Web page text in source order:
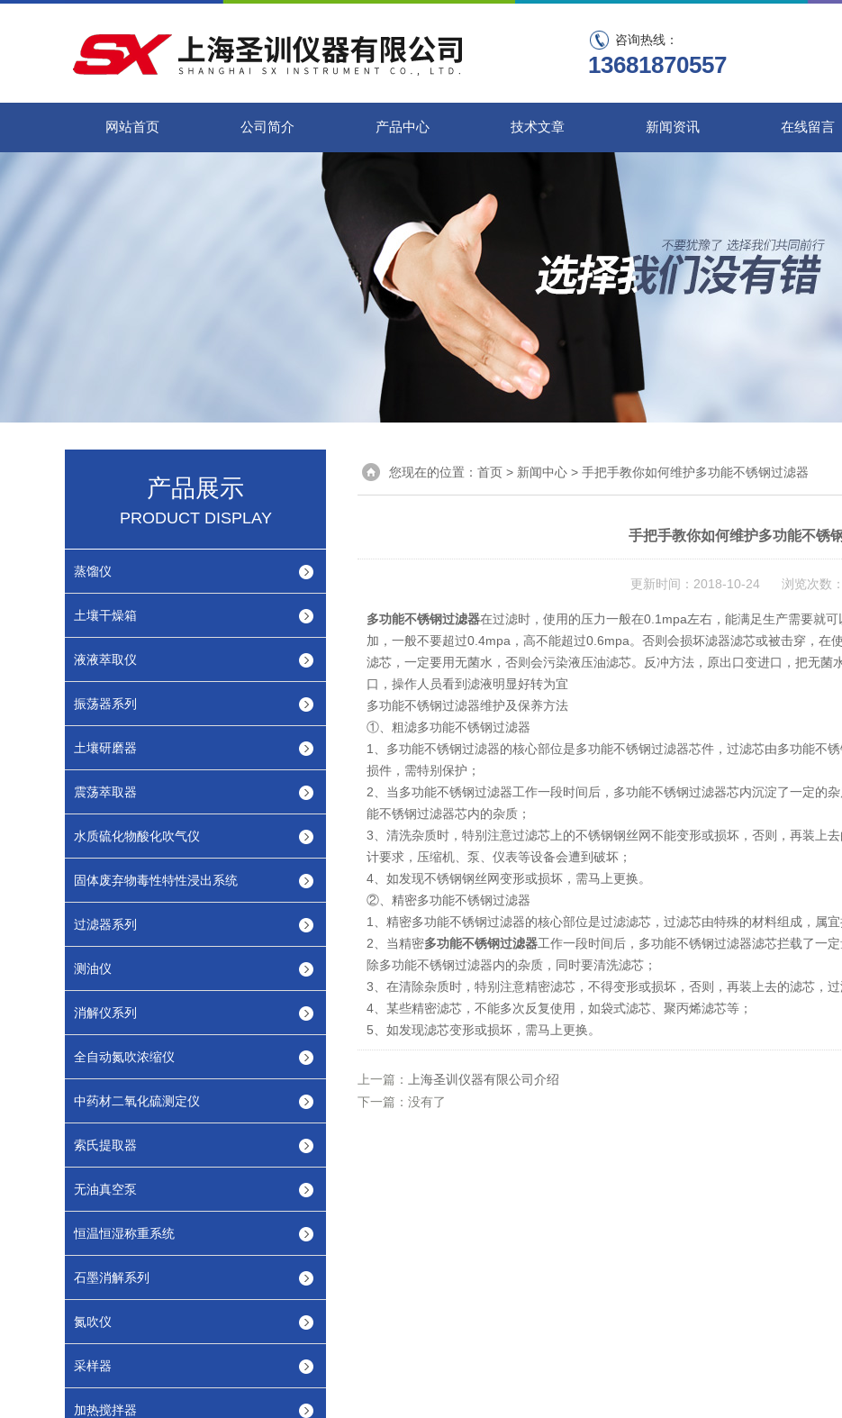
咨询热线：
13681870557
网站首页 公司简介 产品中心 技术文章 新闻资讯 在线留言
产品展示
PRODUCT DISPLAY
蒸馏仪
土壤干燥箱
液液萃取仪
振荡器系列
土壤研磨器
震荡萃取器
水质硫化物酸化吹气仪
固体废弃物毒性特性浸出系统
过滤器系列
测油仪
消解仪系列
全自动氮吹浓缩仪
中药材二氧化硫测定仪
索氏提取器
无油真空泵
恒温恒湿称重系统
石墨消解系列
氮吹仪
采样器
加热搅拌器
您现在的位置： 首页 > 新闻中心 > 手把手教你如何维护多功能不锈钢过滤器
手把手教你如何维护多功能不锈
更新时间：2018-10-24 浏览次数
多功能不锈钢过滤器在过滤时，使用的压力一般在0.1mpa左右，能满足生产需要就
加，一般不要超过0.4mpa，高不能超过0.6mpa。否则会损坏滤器滤芯或被击穿，在
滤芯，一定要用无菌水，否则会污染液压油滤芯。反冲方法，原出口变进口，把无
口，操作人员看到滤液明显好转为宜
多功能不锈钢过滤器维护及保养方法
①、粗滤多功能不锈钢过滤器
1、多功能不锈钢过滤器的核心部位是多功能不锈钢过滤器芯件，过滤芯由多功能不
损件，需特别保护；
2、当多功能不锈钢过滤器工作一段时间后，多功能不锈钢过滤器芯内沉淀了一定的
能不锈钢过滤器芯内的杂质；
3、清洗杂质时，特别注意过滤芯上的不锈钢钢丝网不能变形或损坏，否则，再装上
计要求，压缩机、泵、仪表等设备会遭到破坏；
4、如发现不锈钢钢丝网变形或损坏，需马上更换。
②、精密多功能不锈钢过滤器
1、精密多功能不锈钢过滤器的核心部位是过滤滤芯，过滤芯由特殊的材料组成，
2、当精密多功能不锈钢过滤器工作一段时间后，多功能不锈钢过滤器滤芯拦载了一
除多功能不锈钢过滤器内的杂质，同时要清洗滤芯；
3、在清除杂质时，特别注意精密滤芯，不得变形或损坏，否则，再装上去的滤芯
4、某些精密滤芯，不能多次反复使用，如袋式滤芯、聚丙烯滤芯等；
5、如发现滤芯变形或损坏，需马上更换。
上一篇：
上海圣训仪器有限公司介绍
下一篇：没有了